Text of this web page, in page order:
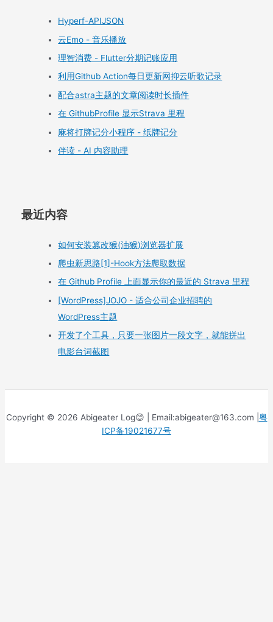
Hyperf-APIJSON
云Emo - 音乐播放
理智消费 - Flutter分期记账应用
利用Github Action每日更新网抑云听歌记录
配合astra主题的文章阅读时长插件
在 GithubProfile 显示Strava 里程
麻将打牌记分小程序 - 纸牌记分
伴读 - AI 内容助理
最近内容
如何安装篡改猴(油猴)浏览器扩展
爬虫新思路[1]-Hook方法爬取数据
在 Github Profile 上面显示你的最近的 Strava 里程
[WordPress]JOJO - 适合公司企业招聘的
WordPress主题
开发了个工具，只要一张图片一段文字，就能拼出
电影台词截图
Copyright © 2026 Abigeater Log😊 | Email:abigeater@163.com | 粤
ICP备19021677号